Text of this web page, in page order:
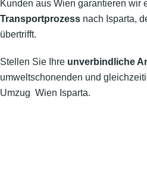
Kunden aus Wien garantieren wir
Transportprozess nach Isparta,
übertrifft.
Stellen Sie Ihre unverbindliche
umweltschonenden und
Umzug Wien Isparta.